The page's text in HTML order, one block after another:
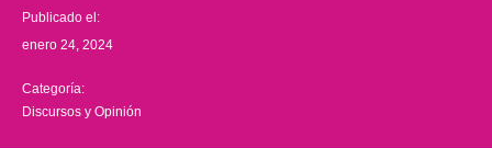
Publicado el:
enero 24, 2024
Categoría:
Discursos y Opinión